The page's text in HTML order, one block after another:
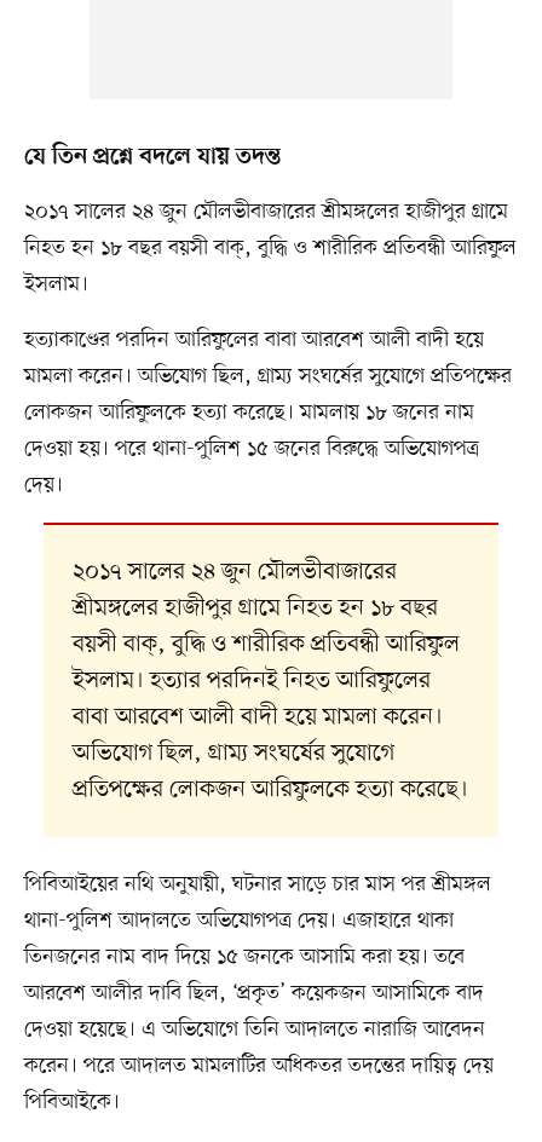
যে তিন প্রশ্নে বদলে যায় তদন্ত
২০১৭ সালের ২৪ জুন মৌলভীবাজারের শ্রীমঙ্গলের হাজীপুর গ্রামে
নিহত হন ১৮ বছর বয়সী বাক্, বুদ্ধি ও শারীরিক প্রতিবন্ধী আরিফুল
ইসলাম।
হত্যাকাণ্ডের পরদিন আরিফুলের বাবা আরবেশ আলী বাদী হয়ে
মামলা করেন। অভিযোগ ছিল, গ্রাম্য সংঘর্ষের সুযোগে প্রতিপক্ষের
লোকজন আরিফুলকে হত্যা করেছে। মামলায় ১৮ জনের নাম
দেওয়া হয়। পরে থানা-পুলিশ ১৫ জনের বিরুদ্ধে অভিযোগপত্র
দেয়।
২০১৭ সালের ২৪ জুন মৌলভীবাজারের
শ্রীমঙ্গলের হাজীপুর গ্রামে নিহত হন ১৮ বছর
বয়সী বাক্, বুদ্ধি ও শারীরিক প্রতিবন্ধী আরিফুল
ইসলাম। হত্যার পরদিনই নিহত আরিফুলের
বাবা আরবেশ আলী বাদী হয়ে মামলা করেন।
অভিযোগ ছিল, গ্রাম্য সংঘর্ষের সুযোগে
প্রতিপক্ষের লোকজন আরিফুলকে হত্যা করেছে।
পিবিআইয়ের নথি অনুযায়ী, ঘটনার সাড়ে চার মাস পর শ্রীমঙ্গল
থানা-পুলিশ আদালতে অভিযোগপত্র দেয়। এজাহারে থাকা
তিনজনের নাম বাদ দিয়ে ১৫ জনকে আসামি করা হয়। তবে
আরবেশ আলীর দাবি ছিল, ‘প্রকৃত’ কয়েকজন আসামিকে বাদ
দেওয়া হয়েছে। এ অভিযোগে তিনি আদালতে নারাজি আবেদন
করেন। পরে আদালত মামলাটির অধিকতর তদন্তের দায়িত্ব দেয়
পিবিআইকে।